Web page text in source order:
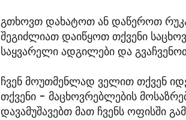
გთხოვთ დახატოთ ან დაწეროთ
შეგიძლიათ დაიწყოთ თქვენი
საყვარელი ადგილები და
ჩვენ მოუთმენლად ველით თქვენ
თქვენი - მაცხოვრებლების
დავამუშავებთ მათ ჩვენს ოფისში